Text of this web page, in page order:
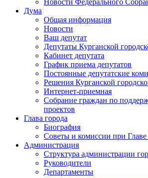
Новости Федерального
Дума
Общая информация
Новости
Ваш депутат
Депутаты Курганской
Кабинет депутата
График приема депутатов
Постоянные депутатские
Решения Курганской
Интернет-приемная
Собрание граждан по
проектов
Глава города
Биография
Советы и комиссии при Главе
Администрация
Структура администрации
Руководители
Департаменты